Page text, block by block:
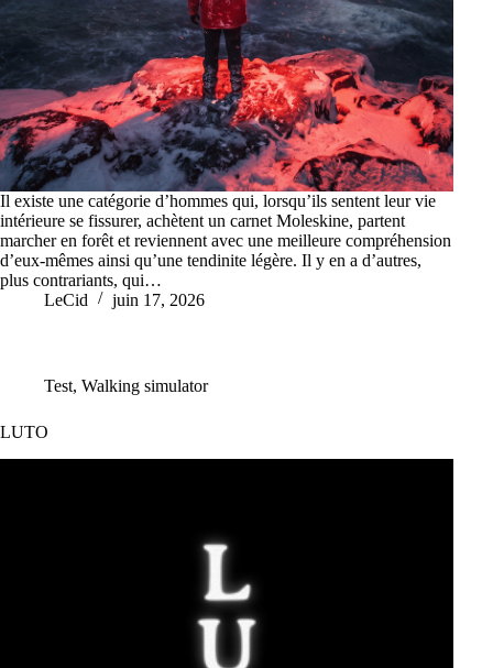
Il existe une catégorie d’hommes qui, lorsqu’ils sentent leur vie
intérieure se fissurer, achètent un carnet Moleskine, partent
marcher en forêt et reviennent avec une meilleure compréhension
d’eux-mêmes ainsi qu’une tendinite légère. Il y en a d’autres,
plus contrariants, qui…
LeCid
juin 17, 2026
Test, Walking simulator
LUTO